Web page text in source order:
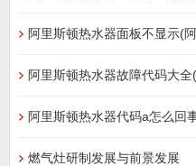
阿里斯顿热水器面板不显示(
阿里斯顿热水器故障代码大全
阿里斯顿热水器代码a怎么回
燃气灶研制发展与前景发展